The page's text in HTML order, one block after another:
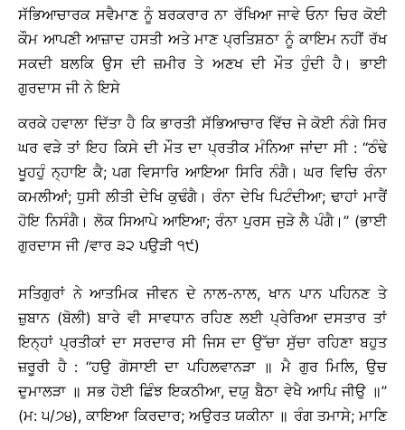
ਸੱਭਿਆਚਾਰਕ ਸਵੈਮਾਣ ਨੂੰ ਬਰਕਰਾਰ ਨਾ ਰੱਖਿਆ ਜਾਵੇ ਓਨਾ ਚਿਰ ਕੋਈ
ਕੌਮ ਆਪਣੀ ਆਜ਼ਾਦ ਹਸਤੀ ਅਤੇ ਮਾਣ ਪ੍ਰਤਿਸ਼ਠਾ ਨੂੰ ਕਾਇਮ ਨਹੀਂ ਰੱਖ
ਸਕਦੀ ਬਲਕਿ ਉਸ ਦੀ ਜ਼ਮੀਰ ਤੇ ਅਣਖ ਦੀ ਮੌਤ ਹੁੰਦੀ ਹੈ। ਭਾਈ
ਗੁਰਦਾਸ ਜੀ ਨੇ ਇਸੇ
ਕਰਕੇ ਹਵਾਲਾ ਦਿੱਤਾ ਹੈ ਕਿ ਭਾਰਤੀ ਸੱਭਿਆਚਾਰ ਵਿੱਚ ਜੇ ਕੋਈ ਨੰਗੇ ਸਿਰ
ਘਰ ਵੜੇ ਤਾਂ ਇਹ ਕਿਸੇ ਦੀ ਮੌਤ ਦਾ ਪ੍ਰਤੀਕ ਮੰਨਿਆ ਜਾਂਦਾ ਸੀ : ‘‘ਠੰਢੇ
ਖੂਹਹੁੰ ਨ੍ਹਾਇ ਕੈ; ਪਗ ਵਿਸਾਰਿ ਆਇਆ ਸਿਰਿ ਨੰਗੈ। ਘਰ ਵਿਚਿ ਰੰਨਾ
ਕਮਲੀਆਂ; ਧੁਸੀ ਲੀਤੀ ਦੇਖਿ ਕੁਢੰਗੈ। ਰੰਨਾ ਦੇਖਿ ਪਿਟੰਦੀਆ; ਢਾਹਾਂ ਮਾਰੈਂ
ਹੋਇ ਨਿਸੰਗੈ। ਲੋਕ ਸਿਆਪੇ ਆਇਆ; ਰੰਨਾ ਪੁਰਸ ਜੁੜੇ ਲੈ ਪੰਗੈ।’’ (ਭਾਈ
ਗੁਰਦਾਸ ਜੀ /ਵਾਰ ੩੨ ਪਉੜੀ ੧੯)
ਸਤਿਗੁਰਾਂ ਨੇ ਆਤਮਿਕ ਜੀਵਨ ਦੇ ਨਾਲ-ਨਾਲ, ਖਾਨ ਪਾਨ ਪਹਿਨਣ ਤੇ
ਜ਼ੁਬਾਨ (ਬੋਲੀ) ਬਾਰੇ ਵੀ ਸਾਵਧਾਨ ਰਹਿਣ ਲਈ ਪ੍ਰੇਰਿਆ ਦਸਤਾਰ ਤਾਂ
ਇਨ੍ਹਾਂ ਪ੍ਰਤੀਕਾਂ ਦਾ ਸਰਦਾਰ ਸੀ ਜਿਸ ਦਾ ਉੱਚਾ ਸੁੱਚਾ ਰਹਿਣਾ ਬਹੁਤ
ਜ਼ਰੂਰੀ ਹੈ : ‘‘ਹਉ ਗੋਸਾਈ ਦਾ ਪਹਿਲਵਾਨੜਾ ॥ ਮੈ ਗੁਰ ਮਿਲਿ, ਉਚ
ਦੁਮਾਲੜਾ ॥ ਸਭ ਹੋਈ ਛਿੰਝ ਇਕਠੀਆ, ਦਯੁ ਬੈਠਾ ਵੇਖੈ ਆਪਿ ਜੀਉ ॥’’
(ਮ: ੫/੭੪), ਕਾਇਆ ਕਿਰਦਾਰ; ਅਉਰਤ ਯਕੀਨਾ ॥ ਰੰਗ ਤਮਾਸੇ; ਮਾਣਿ